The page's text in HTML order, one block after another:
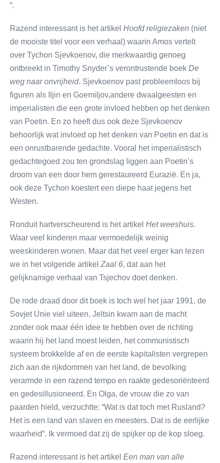
“.
Razend interessant is het artikel Hoofd religiezaken (niet
de mooiste titel voor een verhaal) waarin Amos vertelt
over Tychon Sjevkoenov, die merkwaardig genoeg
ontbreekt in Timothy Snyder’s verontrustende boek De
weg naar onvrijheid. Sjevkoenov past probleemloos bij
figuren als Iljin en Goemiljov,andere dwaalgeesten en
imperialisten die een grote invloed hebben op het denken
van Poetin. En zo heeft dus ook deze Sjevkoenov
behoorlijk wat invloed op het denken van Poetin en dat is
een onrustbarende gedachte. Vooral het imperialistisch
gedachtegoed zou ten grondslag liggen aan Poetin’s
droom van een door hem gerestaureerd Eurazië. En ja,
ook deze Tychon koestert een diepe haat jegens het
Westen.
Ronduit hartverscheurend is het artikel Het weeshuis.
Waar veel kinderen maar vermoedelijk weinig
weeskinderen wonen. Maar dat het veel erger kan lezen
we in het volgende artikel Zaal 6, dat aan het
gelijknamige verhaal van Tsjechov doet denken.
De rode draad door dit boek is toch wel het jaar 1991, de
Sovjet Unie viel uiteen, Jeltsin kwam aan de macht
zonder ook maar één idee te hebben over de richting
waarin hij het land moest leiden, het communistisch
systeem brokkelde af en de eerste kapitalisten vergrepen
zich aan de rijkdommen van het land, de bevolking
verarmde in een razend tempo en raakte gedesoriënteerd
en gedesillusioneerd. En Olga, de vrouw die zo van
paarden hield, verzuchtte: “Wat is dat toch met Rusland?
Het is een land van slaven en meesters. Dat is de eerlijke
waarheid“. Ik vermoed dat zij de spijker op de kop sloeg.
Razend interessant is het artikel Een man van alle